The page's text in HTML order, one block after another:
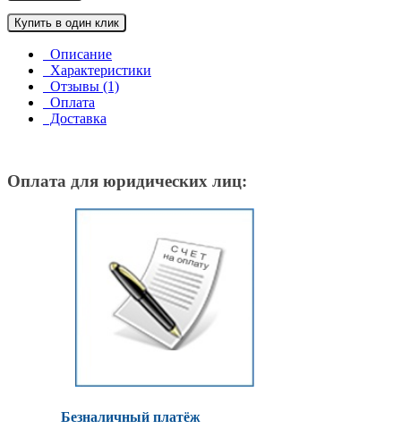
Купить в один клик
Описание
Характеристики
Отзывы (1)
Оплата
Доставка
Оплата для юридических лиц:
Безналичный платёж